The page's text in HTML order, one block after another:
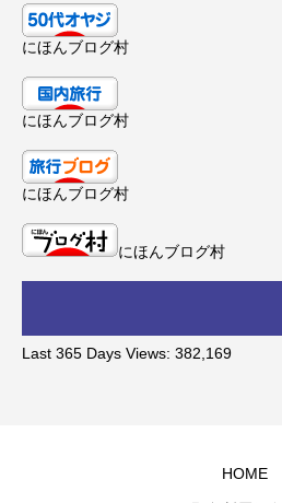
にほんブログ村
にほんブログ村
にほんブログ村
にほんブログ村
Last 365 Days Views: 382,169
HOME